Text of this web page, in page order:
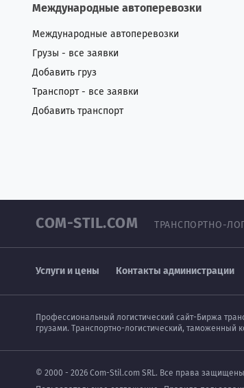
Международные автоперевозки
Международные автоперевозки
Грузы - все заявки
Добавить груз
Транспорт - все заявки
Добавить транспорт
COM-STIL.COM ТРАНСПОРТНО-
Услуги и цены Контакты администрации
Профессиональный логистический сайт-Биржа
грузами. Транспортно-логистический, таможенный
© 2000 - 2026 Com-Stil.com SRL. Все права